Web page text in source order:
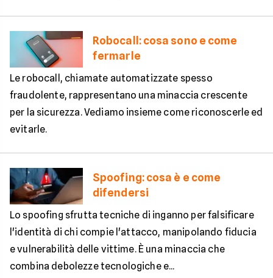
Robocall: cosa sono e come
fermarle
Le robocall, chiamate automatizzate spesso
fraudolente, rappresentano una minaccia crescente
per la sicurezza. Vediamo insieme come riconoscerle ed
evitarle.
Spoofing: cosa è​ e come
difendersi
Lo spoofing sfrutta tecniche di inganno per falsificare
l'identità di chi compie l'attacco, manipolando fiducia
e vulnerabilità delle vittime. È una minaccia che
combina debolezze tecnologiche e...